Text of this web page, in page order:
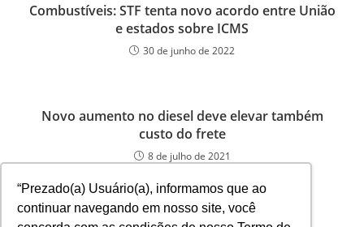
“Prezado(a) Usuário(a), informamos que ao
continuar navegando em nosso site, você
Combustíveis: STF tenta novo acordo entre União
e estados sobre ICMS
30 de junho de 2022
Novo aumento no diesel deve elevar também
custo do frete
8 de julho de 2021